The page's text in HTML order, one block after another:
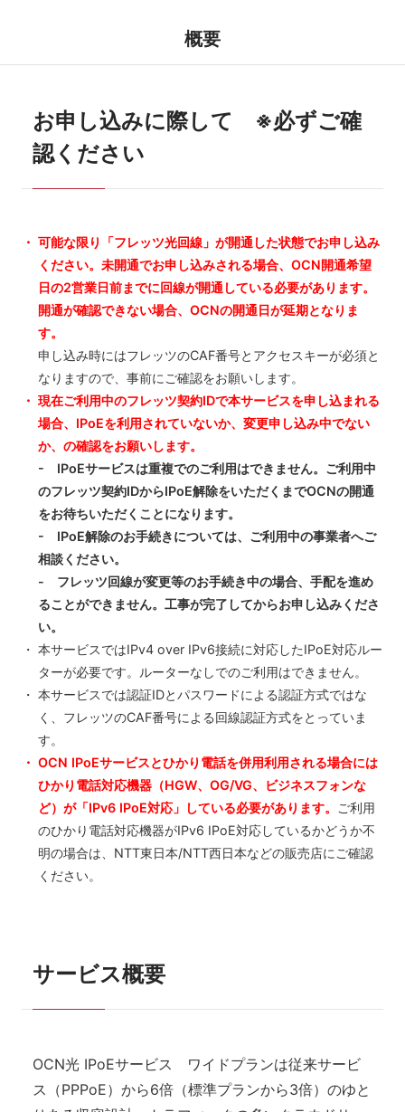
概要
お申し込みに際して ※必ずご確
認ください
可能な限り「フレッツ光回線」が開通した状態でお申し込み
ください。未開通でお申し込みされる場合、OCN開通希望
日の2営業日前までに回線が開通している必要があります。
開通が確認できない場合、OCNの開通日が延期となりま
す。
申し込み時にはフレッツのCAF番号とアクセスキーが必須と
なりますので、事前にご確認をお願いします。
現在ご利用中のフレッツ契約IDで本サービスを申し込まれる
場合、IPoEを利用されていないか、変更申し込み中でない
か、の確認をお願いします。
- IPoEサービスは重複でのご利用はできません。ご利用中
のフレッツ契約IDからIPoE解除をいただくまでOCNの開通
をお待ちいただくことになります。
- IPoE解除のお手続きについては、ご利用中の事業者へご
相談ください。
- フレッツ回線が変更等のお手続き中の場合、手配を進め
ることができません。工事が完了してからお申し込みくださ
い。
本サービスではIPv4 over IPv6接続に対応したIPoE対応ルー
ターが必要です。ルーターなしでのご利用はできません。
本サービスでは認証IDとパスワードによる認証方式ではな
く、フレッツのCAF番号による回線認証方式をとっていま
す。
OCN IPoEサービスとひかり電話を併用利用される場合には
ひかり電話対応機器（HGW、OG/VG、ビジネスフォンな
ど）が「IPv6 IPoE対応」している必要があります。
ご利用
のひかり電話対応機器がIPv6 IPoE対応しているかどうか不
明の場合は、NTT東日本/NTT西日本などの販売店にご確認
ください。
サービス概要
OCN光 IPoEサービス ワイドプランは従来サービ
ス（PPPoE）から6倍（標準プランから3倍）のゆと